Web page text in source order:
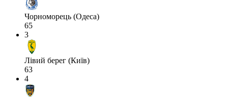
Чорноморець (Одеса)
65
3
Лівий берег (Київ)
63
4